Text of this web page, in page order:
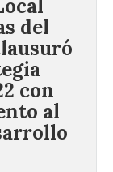
del
con
al